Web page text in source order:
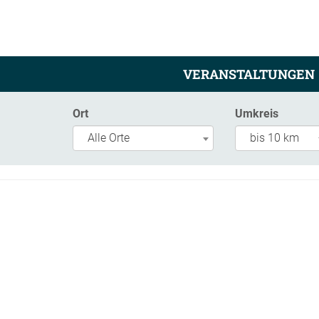
VERANSTALTUNGEN
Ort
Alle Orte
Umkreis
bis 10 km